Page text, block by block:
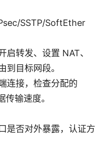
SSTP/SoftEther
启转发、设置 NAT、
到目标网段。
连接，检查分配的
传输速度。
是否对外暴露，认证方